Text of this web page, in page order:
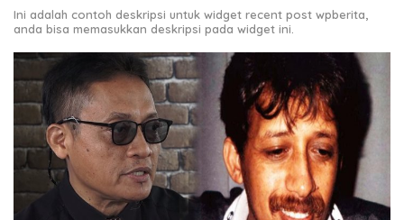
Ini adalah contoh deskripsi untuk widget recent post wpberita,
anda bisa memasukkan deskripsi pada widget ini.